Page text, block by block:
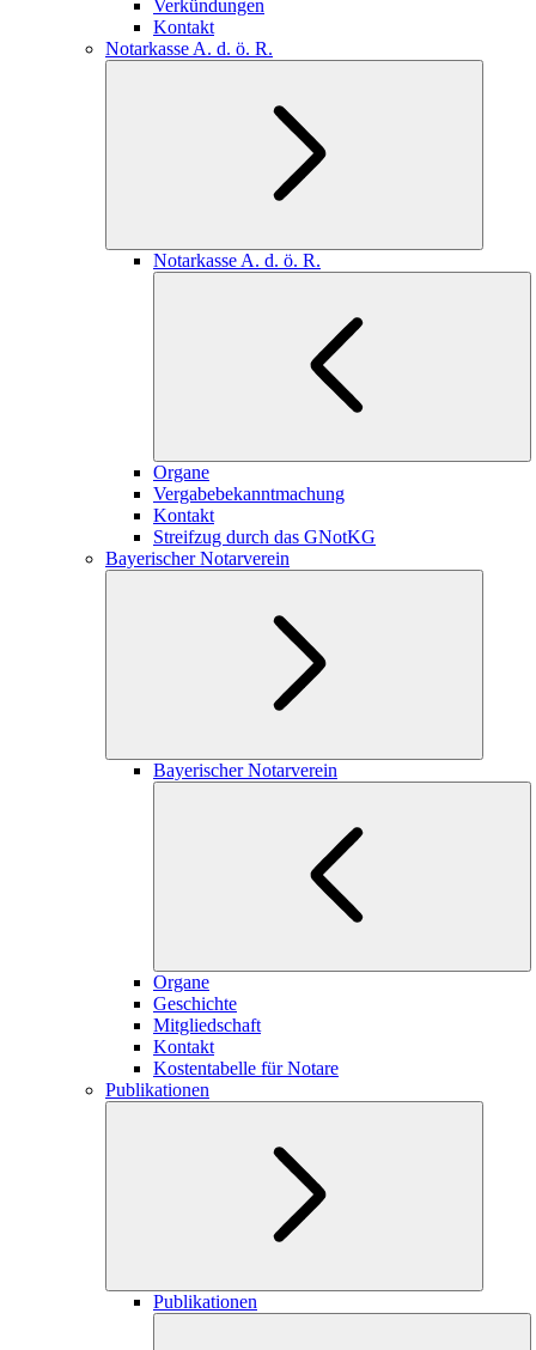
Verkündungen
Kontakt
Notarkasse A. d. ö. R.
Notarkasse A. d. ö. R.
Organe
Vergabebekanntmachung
Kontakt
Streifzug durch das GNotKG
Bayerischer Notarverein
Bayerischer Notarverein
Organe
Geschichte
Mitgliedschaft
Kontakt
Kostentabelle für Notare
Publikationen
Publikationen